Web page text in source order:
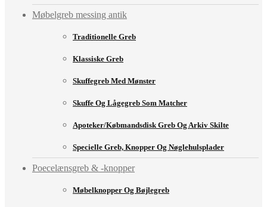
Møbelgreb messing antik
Traditionelle Greb
Klassiske Greb
Skuffegreb Med Mønster
Skuffe Og Lågegreb Som Matcher
Apoteker/købmandsdisk Greb Og Arkiv Skilte
Specielle Greb, Knopper Og Nøglehulsplader
Poecelænsgreb & -knopper
Møbelknopper Og Bøjlegreb